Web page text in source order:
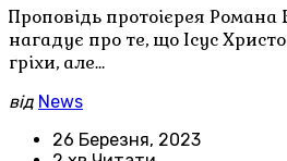
Проповідь протоієрея Романа
нагадує про те, що Ісус
гріхи, але…
від News
26 Березня, 2023